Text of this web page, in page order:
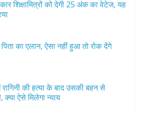
शिक्षामित्रों को देगी 25 अंक का वेटेज, यह
का एलान, ऐसा नहीं हुआ तो रोक देंगे
रागिनी की हत्या के बाद उसकी बहन से
क्या ऐसे मिलेगा न्याय